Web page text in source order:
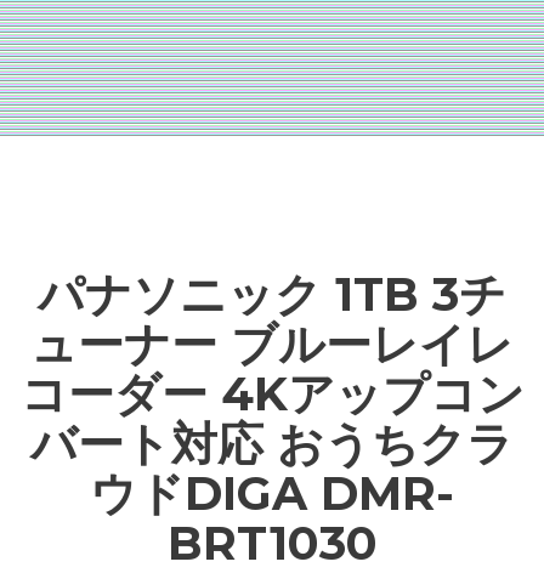
パナソニック 1TB 3チ
ューナー ブルーレイレ
コーダー 4Kアップコン
バート対応 おうちクラ
ウドDIGA DMR-
BRT1030